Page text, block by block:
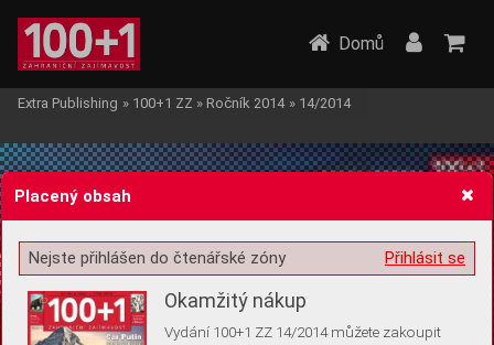
Žádost o souhlas s ukládáním volitelných informací
Domů
Extra Publishing » 100+1 ZZ » Ročník 2014 » 14/2014
Placený obsah
Přihlásit se
Nejste přihlášen do čtenářské zóny
Okamžitý nákup
Vydání 100+1 ZZ 14/2014 můžete zakoupit